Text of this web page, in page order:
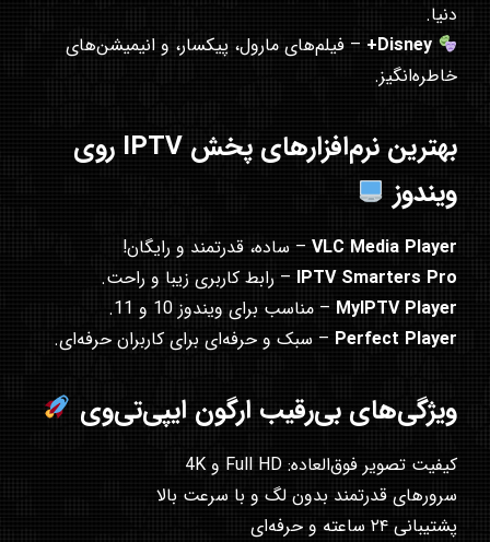
دنیا.
Disney+
– فیلم‌های مارول، پیکسار، و انیمیشن‌های
خاطره‌انگیز.
بهترین نرم‌افزارهای پخش IPTV روی
ویندوز
VLC Media Player – ساده، قدرتمند و رایگان!
IPTV Smarters Pro – رابط کاربری زیبا و راحت.
MyIPTV Player – مناسب برای ویندوز 10 و 11.
Perfect Player – سبک و حرفه‌ای برای کاربران حرفه‌ای.
ویژگی‌های بی‌رقیب ارگون ایپی‌تی‌وی
کیفیت تصویر فوق‌العاده: Full HD و 4K
سرورهای قدرتمند بدون لگ و با سرعت بالا
پشتیبانی ۲۴ ساعته و حرفه‌ای